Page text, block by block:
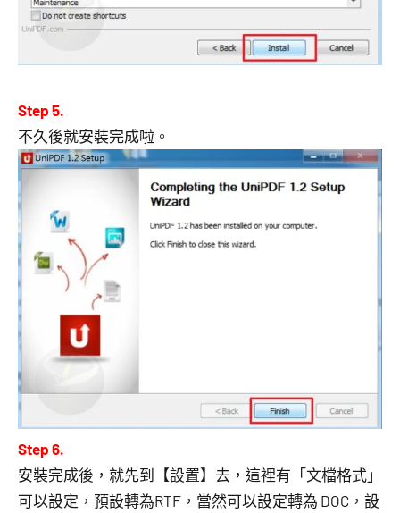
Step 5.
不久後就安裝完成啦。
Step 6.
安裝完成後，就先到【設置】去，這裡有「文檔格式」
可以設定，預設轉為RTF，當然可以設定轉為 DOC，設